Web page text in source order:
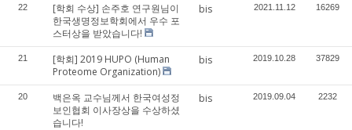
22
[학회 수상] 손주호 연구원님이
한국생명정보학회에서 우수 포
스터상을 받았습니다!
bis 2021.11.12 16269
21
[학회] 2019 HUPO (Human
Proteome Organization)
bis 2019.10.28 37829
20
백은옥 교수님께서 한국여성정
보인협회 이사장상을 수상하셨
습니다!
bis 2019.09.04 2232